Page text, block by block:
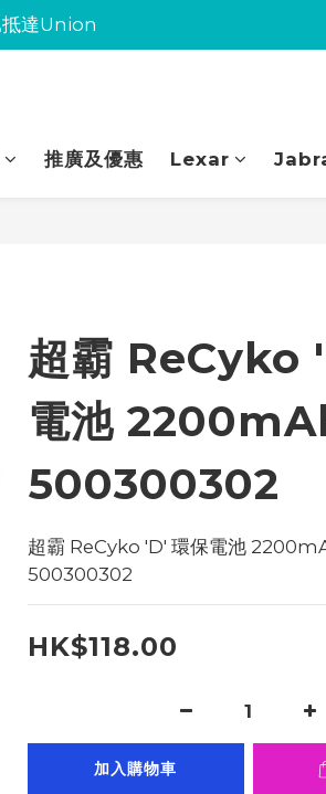
達Union
達Union
達Union
推廣及優惠 Lexar
超霸 ReCyko
電池
500300302
超霸 ReCyko 'D' 環保電池
500300302
HK$118.00
加入購物車